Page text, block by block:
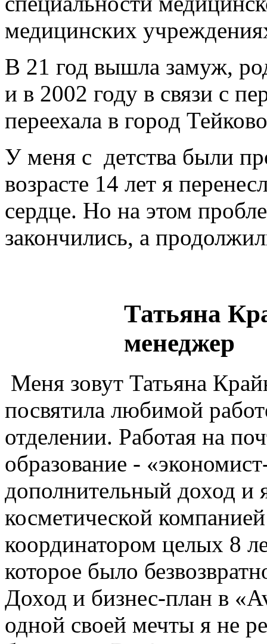
медицинских
В 21 год вышла замуж,
и в 2002 году в связи с
переехала в город
У меня с детства были
возрасте 14 лет я
сердце. Но на этом
закончились, а
Татьяна
менеджер
Меня зовут Татьяна
посвятила любимой
отделении. Работая на
образование -
дополнительный доход и
косметической
координатором целых 8
которое было
Доход и бизнес-план в
одной своей мечты я не